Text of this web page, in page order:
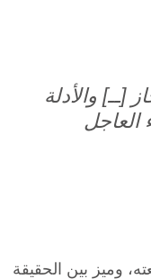
[ــ] والأدلة
العاجل
وميز بين الحقيقة